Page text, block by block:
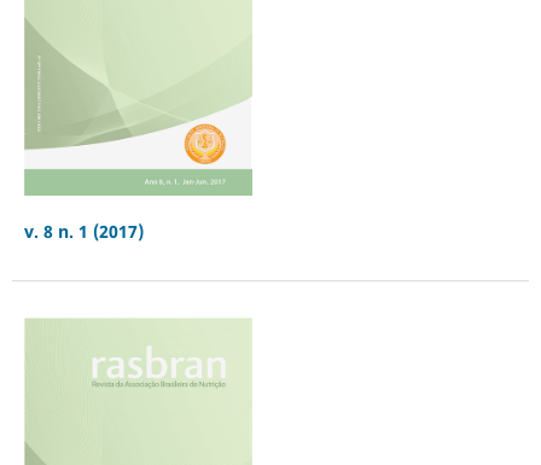
v. 8 n. 1 (2017)